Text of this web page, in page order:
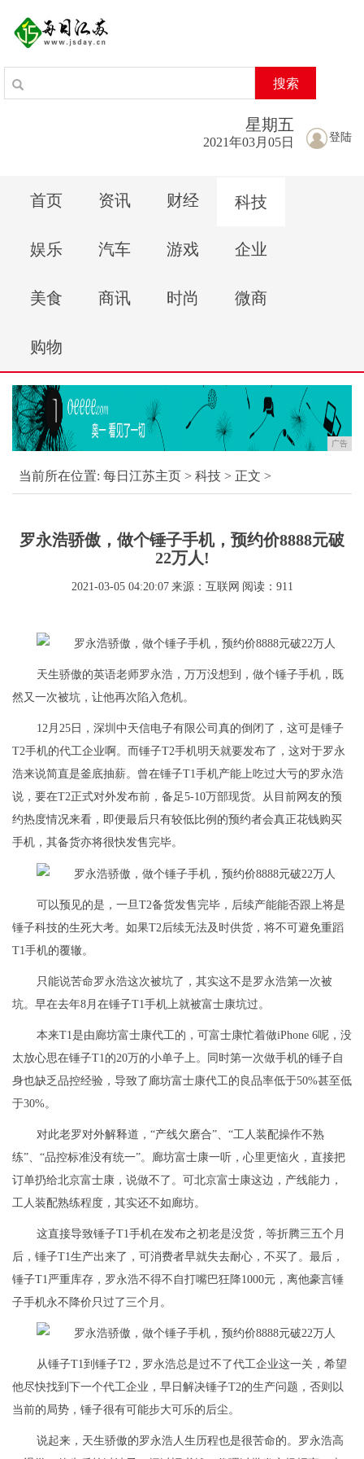
搜索
登陆
星期五
2021年03月05日
首页 资讯 财经 科技
娱乐 汽车 游戏 企业
美食 商讯 时尚 微商
购物
广告
当前所在位置: 每日江苏主页 > 科技 > 正文 >
罗永浩骄傲，做个锤子手机，预约价8888元破
22万人!
2021-03-05 04:20:07 来源：互联网 阅读：911
天生骄傲的英语老师罗永浩，万万没想到，做个锤子手机，既
然又一次被坑，让他再次陷入危机。
12月25日，深圳中天信电子有限公司真的倒闭了，这可是锤子
T2手机的代工企业啊。而锤子T2手机明天就要发布了，这对于罗永
浩来说简直是釜底抽薪。曾在锤子T1手机产能上吃过大亏的罗永浩
说，要在T2正式对外发布前，备足5-10万部现货。从目前网友的预
约热度情况来看，即便最后只有较低比例的预约者会真正花钱购买
手机，其备货亦将很快发售完毕。
可以预见的是，一旦T2备货发售完毕，后续产能能否跟上将是
锤子科技的生死大考。如果T2后续无法及时供货，将不可避免重蹈
T1手机的覆辙。
只能说苦命罗永浩这次被坑了，其实这不是罗永浩第一次被
坑。早在去年8月在锤子T1手机上就被富士康坑过。
本来T1是由廊坊富士康代工的，可富士康忙着做iPhone 6呢，没
太放心思在锤子T1的20万的小单子上。同时第一次做手机的锤子自
身也缺乏品控经验，导致了廊坊富士康代工的良品率低于50%甚至低
于30%。
对此老罗对外解释道，“产线欠磨合”、“工人装配操作不熟
练”、“品控标准没有统一”。廊坊富士康一听，心里更恼火，直接把
订单扔给北京富士康，说做不了。可北京富士康这边，产线能力，
工人装配熟练程度，其实还不如廊坊。
这直接导致锤子T1手机在发布之初老是没货，等折腾三五个月
后，锤子T1生产出来了，可消费者早就失去耐心，不买了。最后，
锤子T1严重库存，罗永浩不得不自打嘴巴狂降1000元，离他豪言锤
子手机永不降价只过了三个月。
从锤子T1到锤子T2，罗永浩总是过不了代工企业这一关，希望
他尽快找到下一个代工企业，早日解决锤子T2的生产问题，否则以
当前的局势，锤子很有可能步大可乐的后尘。
说起来，天生骄傲的罗永浩人生历程也是很苦命的。罗永浩高